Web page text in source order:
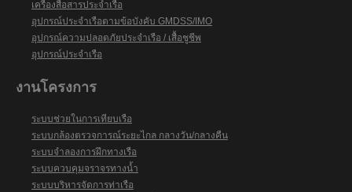
เครื่องสื่อสารประจำเรือ
อุปกรณ์ประจำเรือตามข้อบังคับ GMDSS/IMO
อุปกรณ์ความปลอดภัยประจำเรือ / เสื้อชูชีพ
อุปกรณ์ประจำเรือ
งานโครงการ
ระบบช่วยในการเทียบเรือ
ระบบกล้องตรวจการณ์ระยะไกล กลางวัน/กลางคืน
ระบบจำลองการฝึกทางเรือ
ระบบควบคุมจราจรทางน้ำ
ระบบบริหารจัดการท่าเรือ